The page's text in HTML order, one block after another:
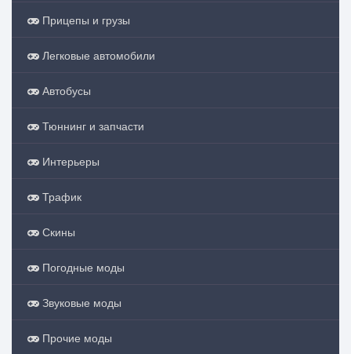
Прицепы и грузы
Легковые автомобили
Автобусы
Тюннинг и запчасти
Интерьеры
Трафик
Скины
Погодные моды
Звуковые моды
Прочие моды